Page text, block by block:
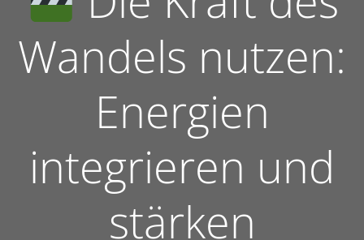
Wandels nutzen:
Energien
integrieren und
stärken